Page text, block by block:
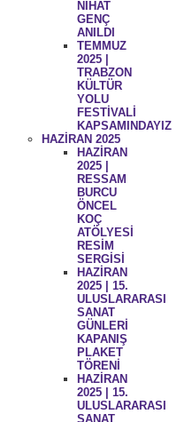
NİHAT
GENÇ
ANILDI
TEMMUZ
2025 |
TRABZON
KÜLTÜR
YOLU
FESTİVALİ
KAPSAMINDAYIZ
HAZİRAN 2025
HAZİRAN
2025 |
RESSAM
BURCU
ÖNCEL
KOÇ
ATÖLYESİ
RESİM
SERGİSİ
HAZİRAN
2025 | 15.
ULUSLARARASI
SANAT
GÜNLERİ
KAPANIŞ
PLAKET
TÖRENİ
HAZİRAN
2025 | 15.
ULUSLARARASI
SANAT